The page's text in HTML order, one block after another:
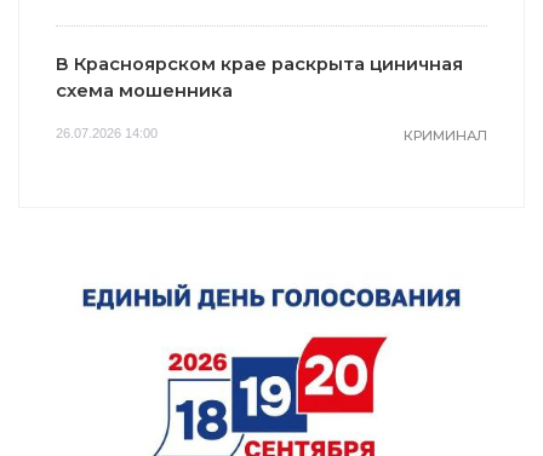
В Красноярском крае раскрыта циничная
схема мошенника
26.07.2026 14:00 КРИМИНАЛ